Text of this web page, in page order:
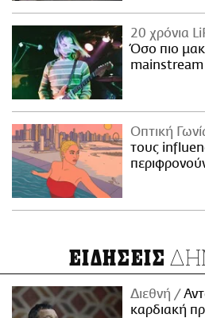
20 χρόνια
Όσο πιο
mainstream
Οπτική
τους
ΕΙΔΗΣΕΙΣ
Διεθνή
καρδιακή